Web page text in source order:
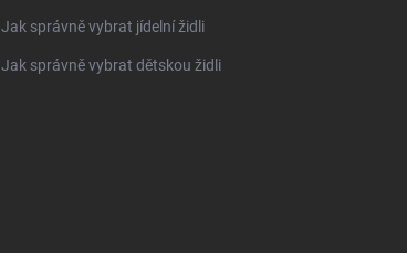
Jak správně vybrat jídelní židli
Jak správně vybrat dětskou židli